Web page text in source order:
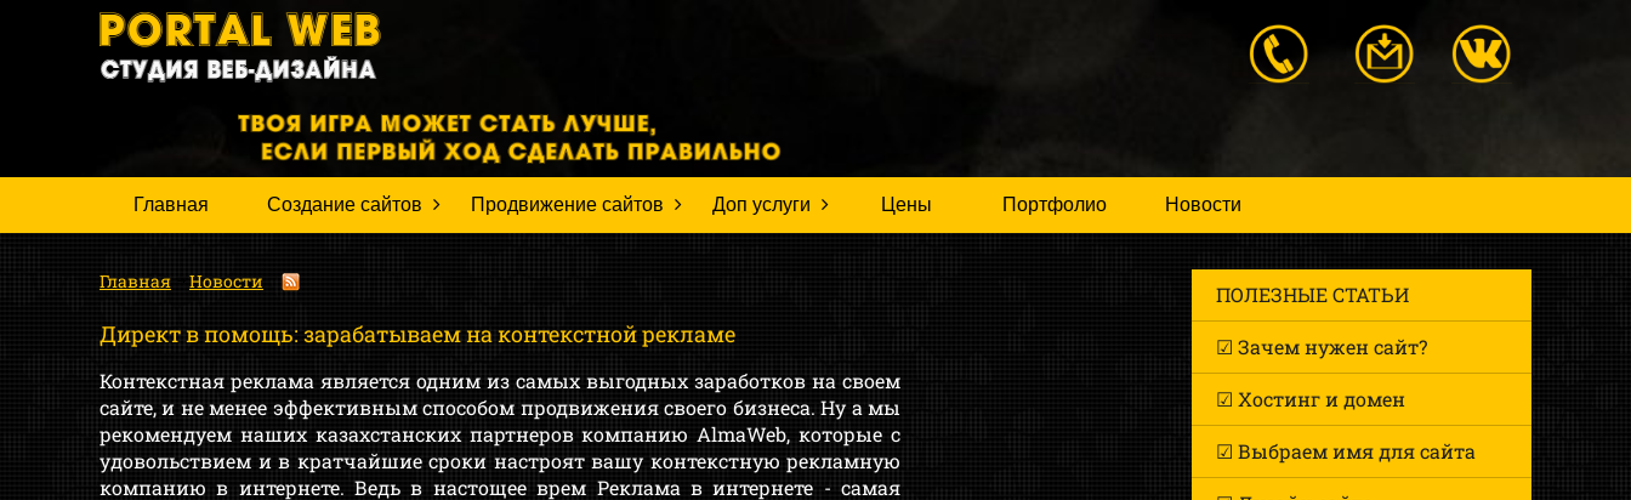
Главная Создание сайтов Продвижение сайтов Доп услуги Цены Портфолио Новости
Главная Новости
Директ в помощь: зарабатываем на контекстной рекламе
Контекстная реклама является одним из самых выгодных заработков на своем
сайте, и не менее эффективным способом продвижения своего бизнеса. Ну а мы
рекомендуем наших казахстанских партнеров компанию AlmaWeb, которые с
удовольствием и в кратчайшие сроки настроят вашу контекстную рекламную
компанию в интернете. Ведь в настощее врем Реклама в интернете - самая
ПОЛЕЗНЫЕ СТАТЬИ
☑ Зачем нужен сайт?
☑ Хостинг и домен
☑ Выбраем имя для сайта